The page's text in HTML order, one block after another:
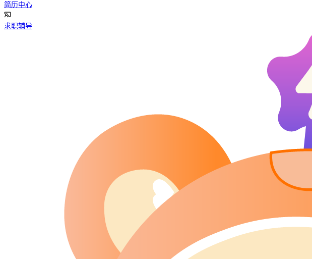
简历中心
求职辅导